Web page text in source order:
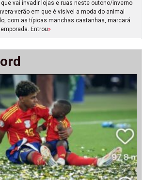
que vai invadir lojas e ruas neste outono/inverno
verão em que é visível a moda do animal
com as típicas manchas castanhas, marcará
Entrou»